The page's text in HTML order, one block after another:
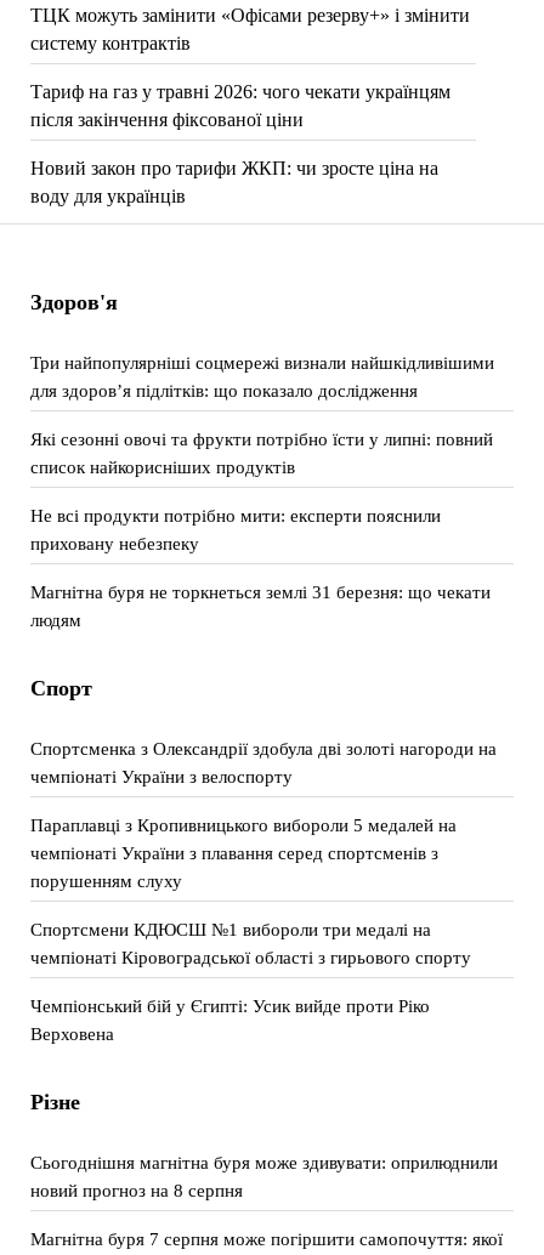
ТЦК можуть замінити «Офісами резерву+» і змінити
систему контрактів
Тариф на газ у травні 2026: чого чекати українцям
після закінчення фіксованої ціни
Новий закон про тарифи ЖКП: чи зросте ціна на
воду для українців
Здоров'я
Три найпопулярніші соцмережі визнали найшкідливішими
для здоров’я підлітків: що показало дослідження
Які сезонні овочі та фрукти потрібно їсти у липні: повний
список найкорисніших продуктів
Не всі продукти потрібно мити: експерти пояснили
приховану небезпеку
Магнітна буря не торкнеться землі 31 березня: що чекати
людям
Спорт
Спортсменка з Олександрії здобула дві золоті нагороди на
чемпіонаті України з велоспорту
Параплавці з Кропивницького вибороли 5 медалей на
чемпіонаті України з плавання серед спортсменів з
порушенням слуху
Спортсмени КДЮСШ №1 вибороли три медалі на
чемпіонаті Кіровоградської області з гирьового спорту
Чемпіонський бій у Єгипті: Усик вийде проти Ріко
Верховена
Різне
Сьогоднішня магнітна буря може здивувати: оприлюднили
новий прогноз на 8 серпня
Магнітна буря 7 серпня може погіршити самопочуття: якої